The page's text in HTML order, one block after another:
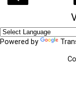
Powered by